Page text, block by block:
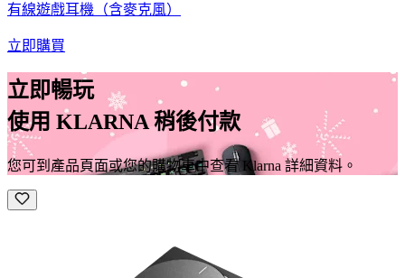
有線遊戲耳機（含麥克風）
立即購買
立即暢玩
使用 KLARNA 稍後付款
您可到產品頁面或您的購物車中查看 Klarna 詳細資料。